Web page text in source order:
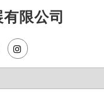
限公司